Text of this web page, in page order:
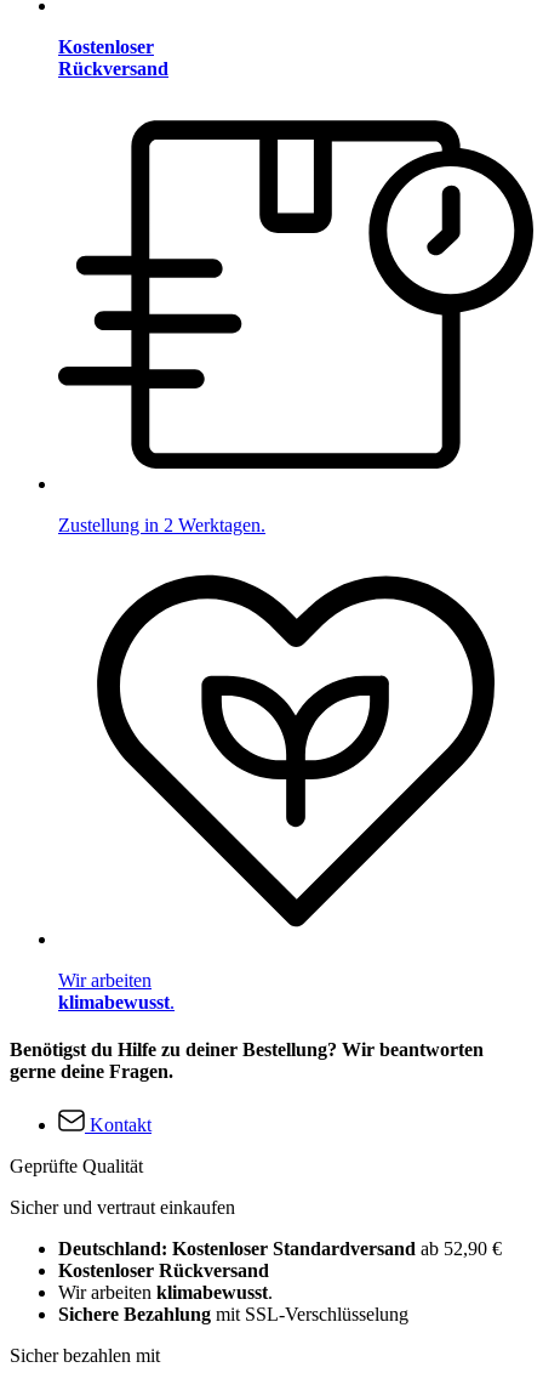
Kostenloser
Rückversand
Zustellung in 2 Werktagen.
Wir arbeiten
klimabewusst.
Benötigst du Hilfe zu deiner Bestellung? Wir beantworten
gerne deine Fragen.
Kontakt
Geprüfte Qualität
Sicher und vertraut einkaufen
Deutschland: Kostenloser Standardversand ab 52,90 €
Kostenloser Rückversand
Wir arbeiten klimabewusst.
Sichere Bezahlung mit SSL-Verschlüsselung
Sicher bezahlen mit